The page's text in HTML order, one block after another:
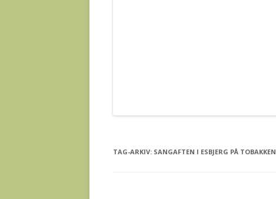
TAG-ARKIV: SANGAFTEN I ESBJERG PÅ TOBAKKEN